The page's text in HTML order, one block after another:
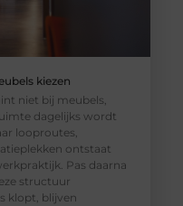
kiezen
niet bij meubels,
dagelijks wordt
looproutes,
ontstaat
Pas daarna
structuur
klopt, blijven